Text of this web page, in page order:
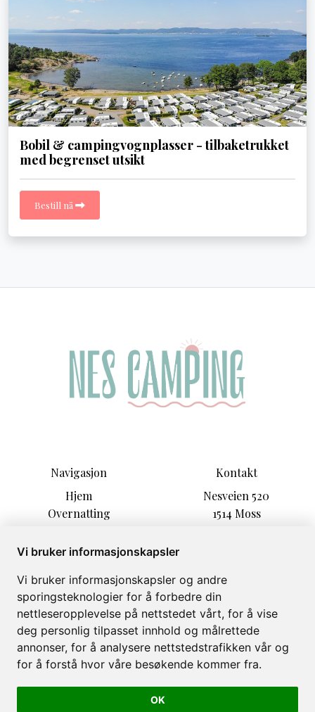
Vi bruker informasjonskapsler
Vi bruker informasjonskapsler og andre
sporingsteknologier for å forbedre din
nettleseropplevelse på nettstedet vårt, for å vise
deg personlig tilpasset innhold og målrettede
annonser, for å analysere nettstedstrafikken vår og
for å forstå hvor våre besøkende kommer fra.
OK
Bobil & campingvognplasser - tilbaketrukket
med begrenset utsikt
Bestill nå
Navigasjon
Hjem
Overnatting
Aktiviteter
Kultur & hygge
Om
Galleri
Kontakt
Nesveien 520
1514 Moss
Nes Camping © 2026